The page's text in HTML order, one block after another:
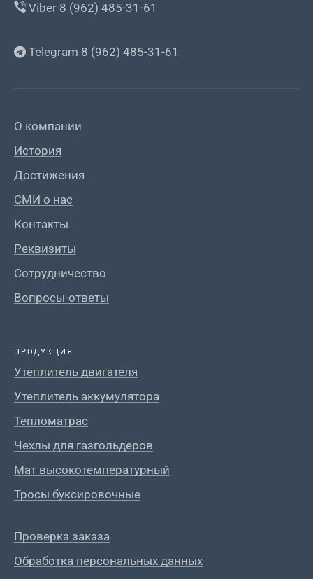
Viber 8 (962) 485-31-61
Telegram 8 (962) 485-31-61
О компании
История
Достижения
СМИ о нас
Контакты
Реквизиты
Сотрудничество
Вопросы-ответы
ПРОДУКЦИЯ
Утеплитель двигателя
Утеплитель аккумулятора
Тепломатрас
Чехлы для газгольдеров
Мат высокотемпературный
Тросы буксировочные
Проверка заказа
Обработка персональных данных